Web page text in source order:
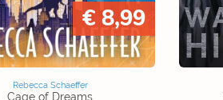
€ 8,99
Rebecca Schaeffer
Cage of Dreams